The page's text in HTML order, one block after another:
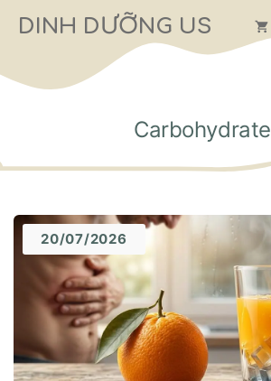
đến
dung
DINH DƯỠNG US
Carbohydrate
20/07/2026